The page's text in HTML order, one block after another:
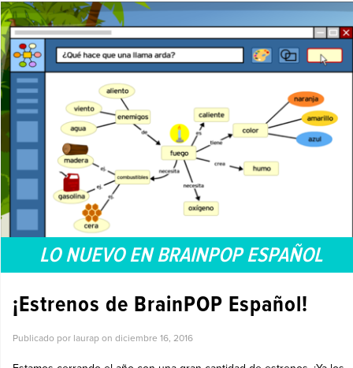
LO NUEVO EN BRAINPOP ESPAÑOL
¡Estrenos de BrainPOP Español!
Publicado por laurap on diciembre 16, 2016